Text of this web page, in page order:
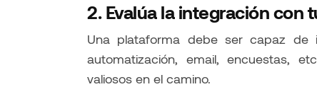
2. Evalúa la integración con
Una plataforma debe ser capaz de
automatización, email, encuestas,
valiosos en el camino.